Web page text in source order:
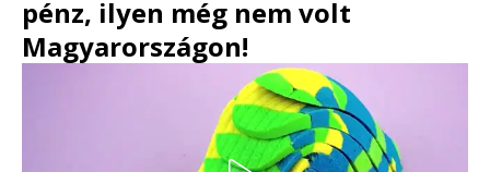
pénz, ilyen még nem volt
Magyarországon!